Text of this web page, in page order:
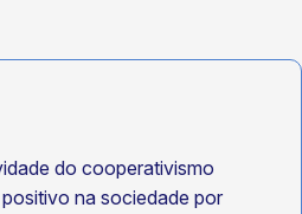
do cooperativismo
na sociedade por